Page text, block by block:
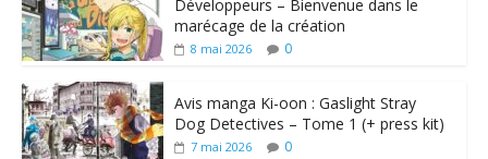
Développeurs – Bienvenue dans le
marécage de la création
8 mai 2026 0
Avis manga Ki-oon : Gaslight Stray
Dog Detectives – Tome 1 (+ press kit)
7 mai 2026 0